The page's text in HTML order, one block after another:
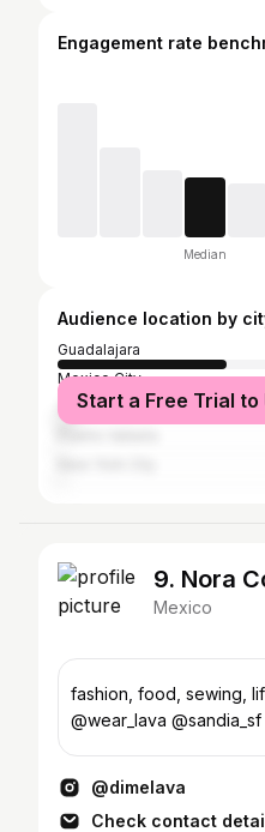
Engagement rate
Median
Audience location by
Guadalajara
Mexico City
Zapopan
Start a Free Trial to
9. Nora
Mexico
fashion, food, sewing,
@dimelava
Check contact